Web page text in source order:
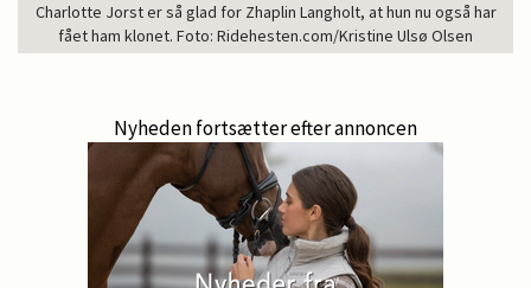
Charlotte Jorst er så glad for Zhaplin Langholt, at hun nu også har
fået ham klonet. Foto: Ridehesten.com/Kristine Ulsø Olsen
Nyheden fortsætter efter annoncen